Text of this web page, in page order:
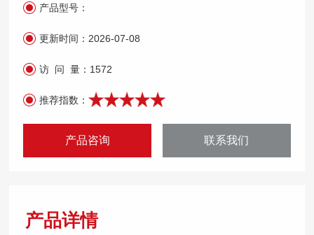
业、科研、大学实验室、各级医院、疾病预防控制中
业，医药学、生物化学、农业科学、实验室、大专院
校等领域，对橡胶、敷料、液体、器械等物品进行灭
产品型号：
更新时间： 2026-07-08
访 问 量： 1572
推荐指数：
产品咨询 联系我们
产品详情